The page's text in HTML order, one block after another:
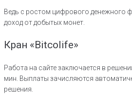
Ведь с ростом цифрового денежного
доход от добытых монет.
Кран «Bitcolife»
Работа на сайте заключается в
мин. Выплаты зачисляются
решения.